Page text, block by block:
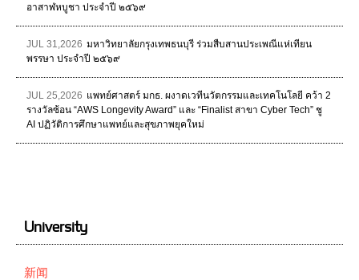
อาสาฬหบูชา ประจำปี ๒๕๖๙
JUL 31,2026 มหาวิทยาลัยกรุงเทพธนบุรี ร่วมสืบสานประเพณีแห่เทียน
พรรษา ประจำปี ๒๕๖๙
JUL 25,2026 แพทย์ศาสตร์ มกธ. ผงาดเวทีนวัตกรรมและเทคโนโลยี คว้า 2
รางวัลซ้อน “AWS Longevity Award” และ “Finalist สาขา Cyber Tech” ชู
AI ปฏิวัติการศึกษาแพทย์และสุขภาพยุคใหม่
University
新闻